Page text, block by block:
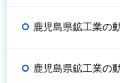
鹿児島県鉱工業の
鹿児島県鉱工業の